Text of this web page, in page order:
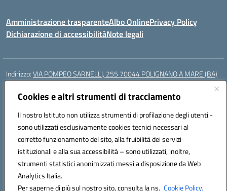
Cookies e altri strumenti di tracciamento
Il nostro Istituto non utilizza strumenti di profilazione degli utenti -
sono utilizzati esclusivamente cookies tecnici necessari al
corretto funzionamento del sito, alla fruibilità dei servizi
istituzionali e alla sua accessibilità – sono utilizzati, inoltre,
strumenti statistici anonimizzati messi a disposizione da Web
Analytics Italia.
Per saperne di più sul nostro sito, consulta la ns. Cookie Policy.
Amministrazione trasparenteAlbo OnlinePrivacy Policy
Dichiarazione di accessibilitàNote legali
Indirizzo:VIA POMPEO SARNELLI, 255 70044 POLIGNANO A MARE (BA)
Centralino:
Posta elettronica certificata (PEC):BAIC87200N@pec.istruzione.it
Codice fiscale: 93423350722
Codice meccanografico:BAIC87200N
Codice Indice delle Pubbliche Amministrazioni (IPA): istsc_BAIC87200N
Codice unico di fatturazione (CUF): UF9AKD
Hosting & Powered by 3D Solution S.r.l.